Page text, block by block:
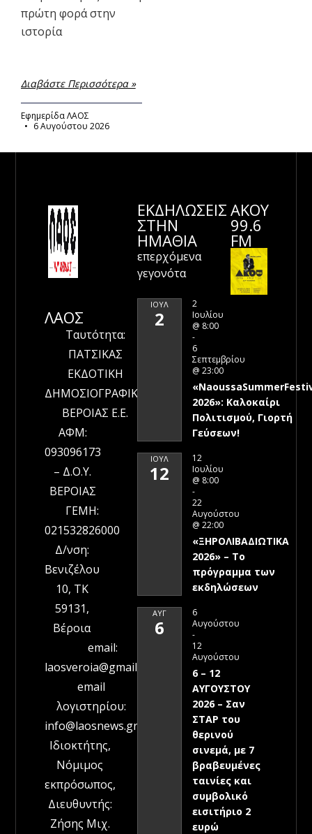
πρώτη φορά στην
ιστορία
Διαβάστε Περισσότερα »
Εφημερίδα ΛΑΟΣ
6 Αυγούστου 2026
ΛΑΟΣ
Ταυτότητα:
ΠΑΤΣΙΚΑΣ
ΕΚΔΟΤΙΚΗ
ΔΗΜΟΣΙΟΓΡΑΦΙΚΗ
ΒΕΡΟΙΑΣ Ε.Ε.
ΑΦΜ:
093096173
– Δ.Ο.Υ.
ΒΕΡΟΙΑΣ
ΓΕΜΗ:
021532826000
Δ/νση:
Βενιζέλου
10, ΤΚ
59131,
Βέροια
email:
laosveroia@gmail.com
email
λογιστηρίου:
info@laosnews.gr
Ιδιοκτήτης,
Νόμιμος
εκπρόσωπος,
Διευθυντής:
Ζήσης Μιχ.
ΕΚΔΗΛΩΣΕΙΣ
ΣΤΗΝ
ΗΜΑΘΊΑ
επερχόμενα
γεγονότα
ΙΟΎΛ
2
2
Ιουλίου
@ 8:00
-
6
Σεπτεμβρίου
@ 23:00
2026»: Καλοκαίρι
Πολιτισμού, Γιορτή
Γεύσεων!
ΙΟΎΛ
12
12
Ιουλίου
@ 8:00
-
22
Αυγούστου
@ 22:00
«ΞΗΡΟΛΙΒΑΔΙΩΤΙΚΑ
2026» – To
πρόγραμμα των
εκδηλώσεων
ΑΥΓ
6
6
Αυγούστου
-
12
Αυγούστου
6 – 12
ΑΥΓΟΥΣΤΟΥ
2026 – Σαν
ΣΤΑΡ του
θερινού
σινεμά, με 7
βραβευμένες
ταινίες και
συμβολικό
εισιτήριο 2
ευρώ
ΑΚΟΥ
99.6
FM